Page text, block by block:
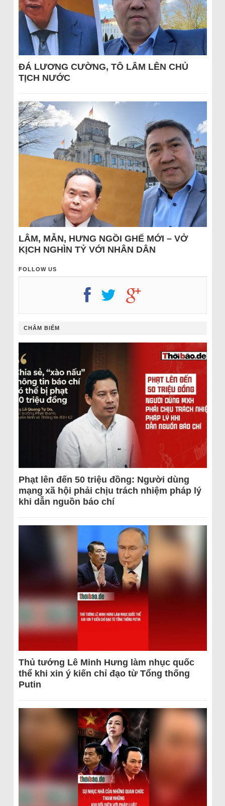
ĐÁ LƯƠNG CƯỜNG, TÔ LÂM LÊN CHỦ
TỊCH NƯỚC
LÂM, MẪN, HƯNG NGỒI GHẾ MỚI – VỞ
KỊCH NGHÌN TỶ VỚI NHÂN DÂN
FOLLOW US
CHÂM BIẾM
Phạt lên đến 50 triệu đồng: Người dùng
mạng xã hội phải chịu trách nhiệm pháp lý
khi dẫn nguồn báo chí
Thủ tướng Lê Minh Hưng làm nhục quốc
thể khi xin ý kiến chỉ đạo từ Tổng thống
Putin